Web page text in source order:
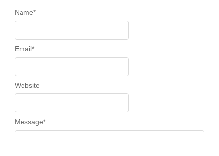
Message*
Name*
Email*
Website